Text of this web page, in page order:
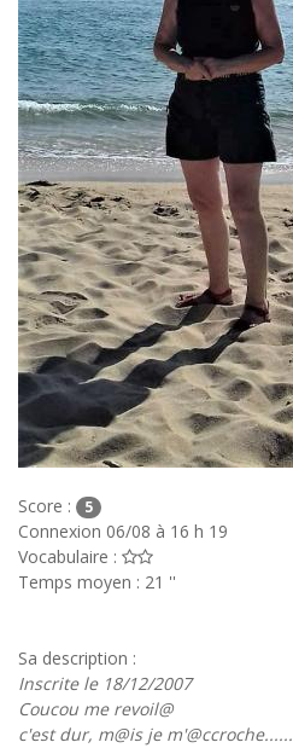
Score : 5
Connexion 06/08 à 16 h 19
Vocabulaire :
Temps moyen : 21 ''
Sa description :
Inscrite le 18/12/2007
Coucou me revoil@
c'est dur, m@is je m'@ccroche......